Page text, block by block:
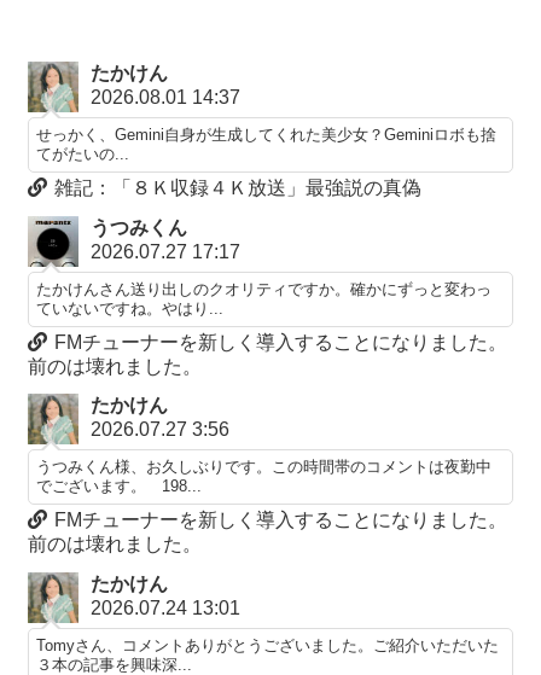
たかけん
2026.08.01 14:37
せっかく、Gemini自身が生成してくれた美少女？Geminiロボも捨
てがたいの...
雑記：「８Ｋ収録４Ｋ放送」最強説の真偽
うつみくん
2026.07.27 17:17
たかけんさん送り出しのクオリティですか。確かにずっと変わっ
ていないですね。やはり...
FMチューナーを新しく導入することになりました。
前のは壊れました。
たかけん
2026.07.27 3:56
うつみくん様、お久しぶりです。この時間帯のコメントは夜勤中
でございます。 198...
FMチューナーを新しく導入することになりました。
前のは壊れました。
たかけん
2026.07.24 13:01
Tomyさん、コメントありがとうございました。ご紹介いただいた
３本の記事を興味深...